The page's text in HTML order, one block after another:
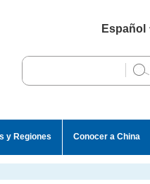
Español
English
y Regiones Conocer a China